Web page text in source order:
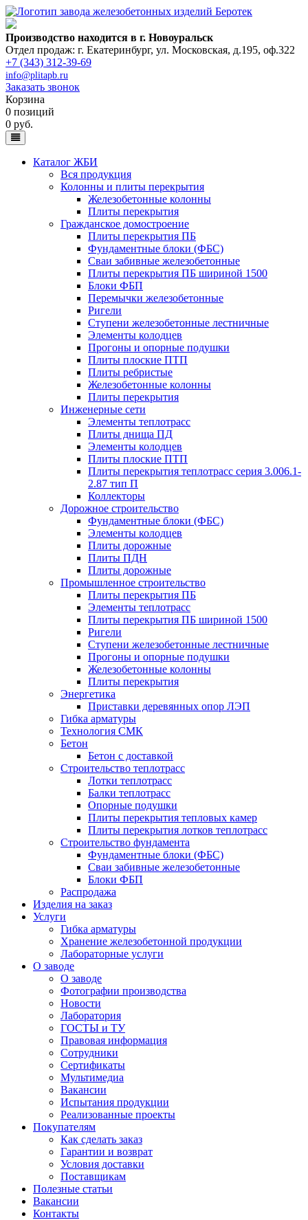
Производство находится в г. Новоуральск
Отдел продаж: г. Екатеринбург, ул. Московская, д.195, оф.322
+7 (343) 312-39-69
info@plitapb.ru
Заказать звонок
Корзина
0 позиций
0 руб.
Каталог ЖБИ
Вся продукция
Колонны и плиты перекрытия
Железобетонные колонны
Плиты перекрытия
Гражданское домостроение
Плиты перекрытия ПБ
Фундаментные блоки (ФБС)
Сваи забивные железобетонные
Плиты перекрытия ПБ шириной 1500
Блоки ФБП
Перемычки железобетонные
Ригели
Ступени железобетонные лестничные
Элементы колодцев
Прогоны и опорные подушки
Плиты плоские ПТП
Плиты ребристые
Железобетонные колонны
Плиты перекрытия
Инженерные сети
Элементы теплотрасс
Плиты днища ПД
Элементы колодцев
Плиты плоские ПТП
Плиты перекрытия теплотрасс серия 3.006.1-
2.87 тип П
Коллекторы
Дорожное строительство
Фундаментные блоки (ФБС)
Элементы колодцев
Плиты дорожные
Плиты ПДН
Плиты дорожные
Промышленное строительство
Плиты перекрытия ПБ
Элементы теплотрасс
Плиты перекрытия ПБ шириной 1500
Ригели
Ступени железобетонные лестничные
Прогоны и опорные подушки
Железобетонные колонны
Плиты перекрытия
Энергетика
Приставки деревянных опор ЛЭП
Гибка арматуры
Технология СМК
Бетон
Бетон с доставкой
Строительство теплотрасс
Лотки теплотрасс
Балки теплотрасс
Опорные подушки
Плиты перекрытия тепловых камер
Плиты перекрытия лотков теплотрасс
Строительство фундамента
Фундаментные блоки (ФБС)
Сваи забивные железобетонные
Блоки ФБП
Распродажа
Изделия на заказ
Услуги
Гибка арматуры
Хранение железобетонной продукции
Лабораторные услуги
О заводе
О заводе
Фотографии производства
Новости
Лаборатория
ГОСТЫ и ТУ
Правовая информация
Сотрудники
Сертификаты
Мультимедиа
Вакансии
Испытания продукции
Реализованные проекты
Покупателям
Как сделать заказ
Гарантии и возврат
Условия доставки
Поставщикам
Полезные статьи
Вакансии
Контакты